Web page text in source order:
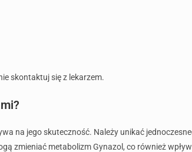
skontaktuj się z lekarzem.
na jego skuteczność. Należy unikać
zmieniać metabolizm Gynazol, co również